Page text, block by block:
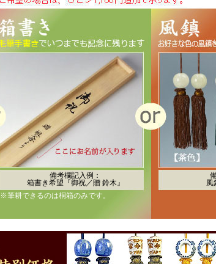
備考欄記入例：
箱書き希望『御祝／贈 鈴木』
風
※筆耕できるのは桐箱のみです。